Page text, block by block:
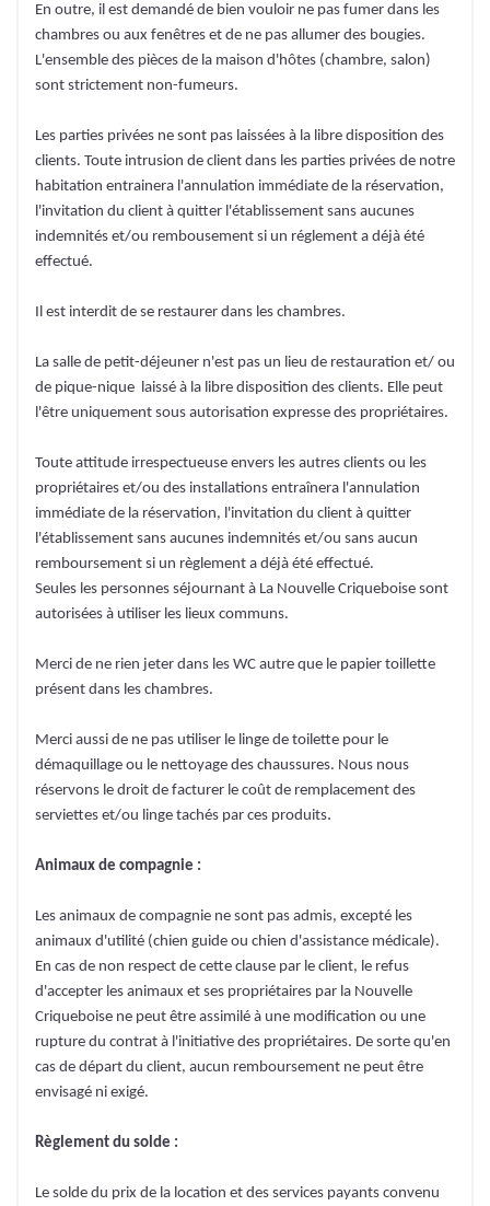
En outre, il est demandé de bien vouloir ne pas fumer dans les
chambres ou aux fenêtres et de ne pas allumer des bougies.
L'ensemble des pièces de la maison d'hôtes (chambre, salon)
sont strictement non-fumeurs.
Les parties privées ne sont pas laissées à la libre disposition des
clients. Toute intrusion de client dans les parties privées de notre
habitation entrainera l'annulation immédiate de la réservation,
l'invitation du client à quitter l'établissement sans aucunes
indemnités et/ou rembousement si un réglement a déjà été
effectué.
Il est interdit de se restaurer dans les chambres.
La salle de petit-déjeuner n'est pas un lieu de restauration et/ ou
de pique-nique laissé à la libre disposition des clients. Elle peut
l'être uniquement sous autorisation expresse des propriétaires.
Toute attitude irrespectueuse envers les autres clients ou les
propriétaires et/ou des installations entraînera l'annulation
immédiate de la réservation, l'invitation du client à quitter
l'établissement sans aucunes indemnités et/ou sans aucun
remboursement si un règlement a déjà été effectué.
Seules les personnes séjournant à La Nouvelle Criqueboise sont
autorisées à utiliser les lieux communs.
Merci de ne rien jeter dans les WC autre que le papier toillette
présent dans les chambres.
Merci aussi de ne pas utiliser le linge de toilette pour le
démaquillage ou le nettoyage des chaussures. Nous nous
réservons le droit de facturer le coût de remplacement des
serviettes et/ou linge tachés par ces produits.
Animaux de compagnie :
Les animaux de compagnie ne sont pas admis, excepté les
animaux d'utilité (chien guide ou chien d'assistance médicale).
En cas de non respect de cette clause par le client, le refus
d'accepter les animaux et ses propriétaires par la Nouvelle
Criqueboise ne peut être assimilé à une modification ou une
rupture du contrat à l'initiative des propriétaires. De sorte qu'en
cas de départ du client, aucun remboursement ne peut être
envisagé ni exigé.
Règlement du solde :
Le solde du prix de la location et des services payants convenu